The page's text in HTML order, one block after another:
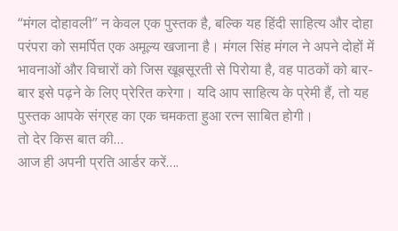
“मंगल दोहावली” न केवल एक पुस्तक है, बल्कि यह हिंदी साहित्य और दोहा
परंपरा को समर्पित एक अमूल्य खजाना है। मंगल सिंह मंगल ने अपने दोहों में
भावनाओं और विचारों को जिस खूबसूरती से पिरोया है, वह पाठकों को बार-
बार इसे पढ़ने के लिए प्रेरित करेगा। यदि आप साहित्य के प्रेमी हैं, तो यह
पुस्तक आपके संग्रह का एक चमकता हुआ रत्न साबित होगी।
तो देर किस बात की…
आज ही अपनी प्रति आर्डर करें….